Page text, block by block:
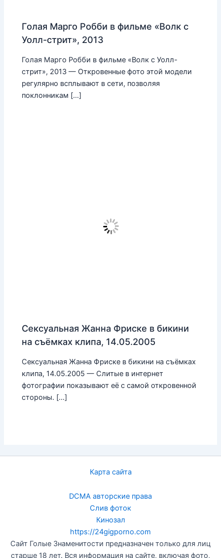
Голая Марго Робби в фильме «Волк с
Уолл-стрит», 2013
Голая Марго Робби в фильме «Волк с Уолл-
стрит», 2013 — Откровенные фото этой модели
регулярно всплывают в сети, позволяя
поклонникам […]
Сексуальная Жанна Фриске в бикини
на съёмках клипа, 14.05.2005
Сексуальная Жанна Фриске в бикини на съёмках
клипа, 14.05.2005 — Слитые в интернет
фотографии показывают её с самой откровенной
стороны. […]
Карта сайта
DCMA авторские права
Слив фоток
Кинозал
https://24gigporno.com
Сайт Голые Знаменитости предназначен только для лиц
старше 18 лет. Вся информация на сайте, включая фото,